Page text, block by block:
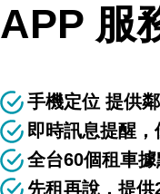
APP 服
手機定位 提供
即時訊息提醒
全台60個租車
先租再說，提